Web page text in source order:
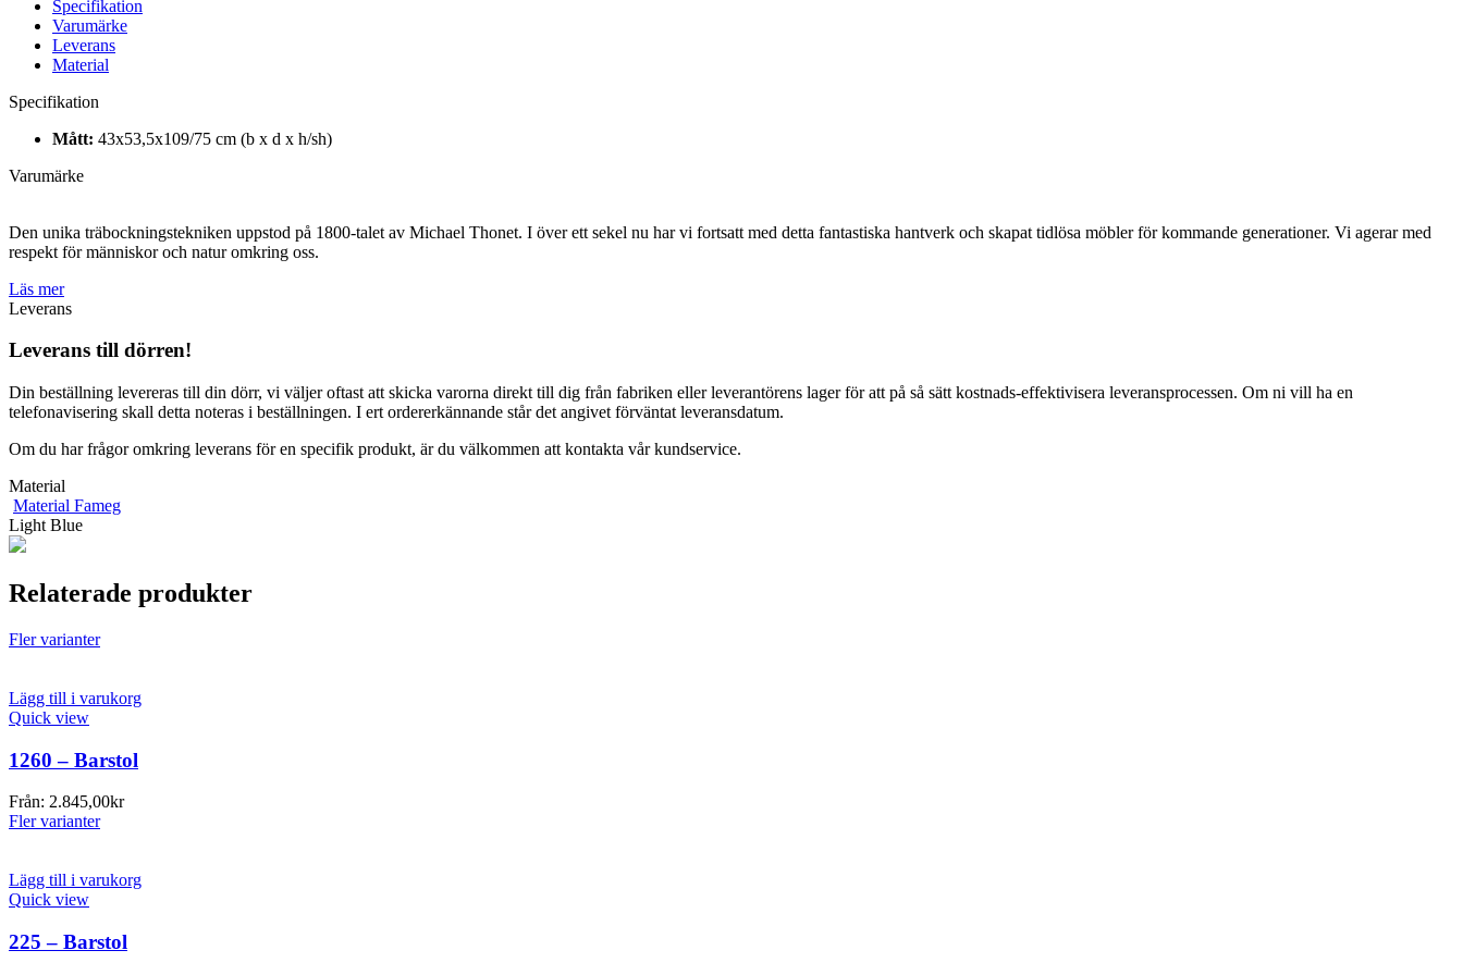
Specifikation
Varumärke
Leverans
Material
Specifikation
Mått: 43x53,5x109/75 cm (b x d x h/sh)
Varumärke
Den unika träbockningstekniken uppstod på 1800-talet av Michael Thonet. I över ett sekel nu har vi fortsatt med detta fantastiska hantverk och skapat tidlösa möbler för kommande generationer. Vi agerar med
respekt för människor och natur omkring oss.
Läs mer
Leverans
Leverans till dörren!
Din beställning levereras till din dörr, vi väljer oftast att skicka varorna direkt till dig från fabriken eller leverantörens lager för att på så sätt kostnads-effektivisera leveransprocessen. Om ni vill ha en
telefonavisering skall detta noteras i beställningen. I ert ordererkännande står det angivet förväntat leveransdatum.
Om du har frågor omkring leverans för en specifik produkt, är du välkommen att kontakta vår kundservice.
Material
Material Fameg
Light Blue
Relaterade produkter
Fler varianter
Lägg till i varukorg
Quick view
1260 – Barstol
Från: 2.845,00kr
Fler varianter
Lägg till i varukorg
Quick view
225 – Barstol